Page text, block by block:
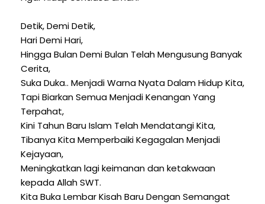
Detik, Demi Detik,
Hari Demi Hari,
Hingga Bulan Demi Bulan Telah Mengusung Banyak
Cerita,
Suka Duka.. Menjadi Warna Nyata Dalam Hidup Kita,
Tapi Biarkan Semua Menjadi Kenangan Yang
Terpahat,
Kini Tahun Baru Islam Telah Mendatangi Kita,
Tibanya Kita Memperbaiki Kegagalan Menjadi
Kejayaan,
Meningkatkan lagi keimanan dan ketakwaan
kepada Allah SWT.
Kita Buka Lembar Kisah Baru Dengan Semangat